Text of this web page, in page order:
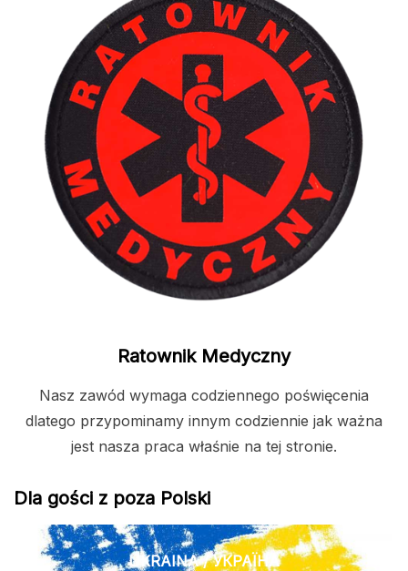
Ratownik Medyczny
Nasz zawód wymaga codziennego poświęcenia
dlatego przypominamy innym codziennie jak ważna
jest nasza praca właśnie na tej stronie.
Dla gości z poza Polski
UKRAINA / УКРАЇНА